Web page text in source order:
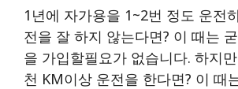
1년에 자가용을 1~2번 정도 운전
전을 잘 하지 않는다면? 이 때는
을 가입할필요가 없습니다. 하지
천 KM이상 운전을 한다면? 이 때